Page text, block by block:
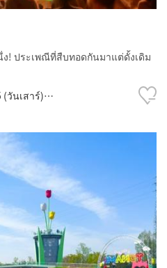
! ประเพณีที่สืบทอดกันมาแต่ดั้งเดิม
(วันเสาร์)